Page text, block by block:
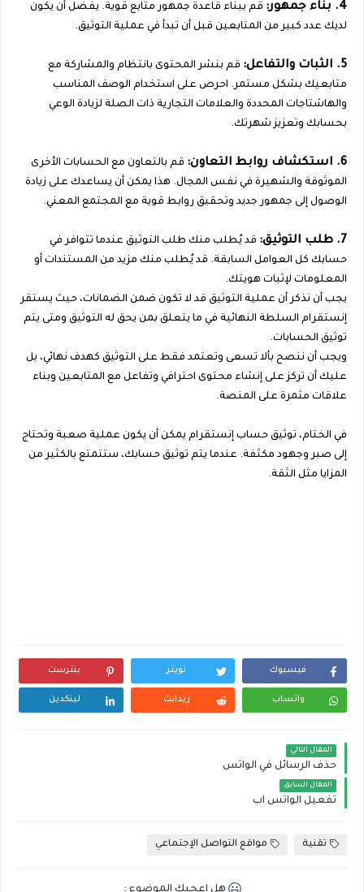
4. بناء جمهور:
قم ببناء قاعدة جمهور متابع قوية. يفضل أن يكون
لديك عدد كبير من المتابعين قبل أن تبدأ في عملية التوثيق.
5. الثبات والتفاعل:
قم بنشر المحتوى بانتظام والمشاركة مع
متابعيك بشكل مستمر. احرص على استخدام الوصف المناسب
والهاشتاجات المحددة والعلامات التجارية ذات الصلة لزيادة الوعي
بحسابك وتعزيز شهرتك.
6. استكشاف روابط التعاون:
قم بالتعاون مع الحسابات الأخرى
الموثوقة والشهيرة في نفس المجال. هذا يمكن أن يساعدك على زيادة
الوصول إلى جمهور جديد وتحقيق روابط قوية مع المجتمع المعني.
7. طلب التوثيق:
قد يُطلب منك طلب التوثيق عندما تتوافر في
حسابك كل العوامل السابقة. قد يُطلب منك مزيد من المستندات أو
المعلومات لإثبات هويتك.
يجب أن نذكر أن عملية التوثيق قد لا تكون ضمن الضمانات، حيث يستقر
إنستقرام السلطة النهائية في ما يتعلق بمن يحق له التوثيق ومتى يتم
توثيق الحسابات.
ويجب أن ننصح بألا تسعى وتعتمد فقط على التوثيق كهدف نهائي، بل
عليك أن تركز على إنشاء محتوى احترافي وتفاعل مع المتابعين وبناء
علاقات مثمرة على المنصة.
في الختام، توثيق حساب إنستقرام يمكن أن يكون عملية صعبة وتحتاج
إلى صبر وجهود مكثفة. عندما يتم توثيق حسابك، ستتمتع بالكثير من
المزايا مثل الثقة.
فيسبوك تويتر بنترست
واتساب ريدايت لينكدين
المقال التالي
حذف الرسائل في الواتس
المقال السابق
تفعيل الواتس آب
تقنية مواقع التواصل الإجتماعي
هل اعجبك الموضوع :